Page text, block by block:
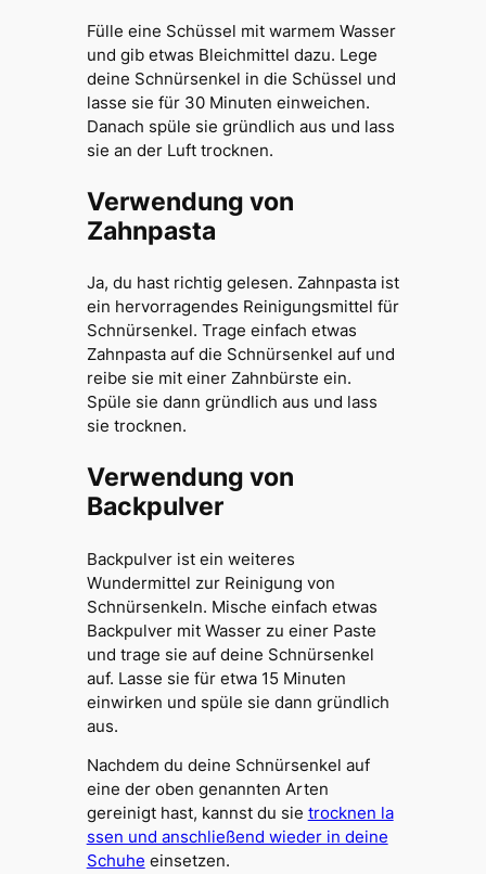
Fülle eine Schüssel mit warmem Wasser
und gib etwas Bleichmittel dazu. Lege
deine Schnürsenkel in die Schüssel und
lasse sie für 30 Minuten einweichen.
Danach spüle sie gründlich aus und lass
sie an der Luft trocknen.
Verwendung von
Zahnpasta
Ja, du hast richtig gelesen. Zahnpasta ist
ein hervorragendes Reinigungsmittel für
Schnürsenkel. Trage einfach etwas
Zahnpasta auf die Schnürsenkel auf und
reibe sie mit einer Zahnbürste ein.
Spüle sie dann gründlich aus und lass
sie trocknen.
Verwendung von
Backpulver
Backpulver ist ein weiteres
Wundermittel zur Reinigung von
Schnürsenkeln. Mische einfach etwas
Backpulver mit Wasser zu einer Paste
und trage sie auf deine Schnürsenkel
auf. Lasse sie für etwa 15 Minuten
einwirken und spüle sie dann gründlich
aus.
Nachdem du deine Schnürsenkel auf
eine der oben genannten Arten
gereinigt hast, kannst du sie trocknen la
ssen und anschließend wieder in deine
Schuhe einsetzen.